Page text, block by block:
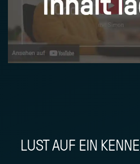
LUST AUF EIN